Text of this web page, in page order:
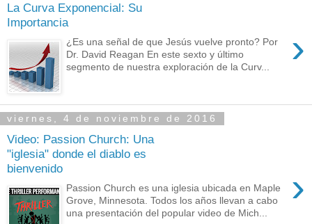
La Curva Exponencial: Su
Importancia
›
¿Es una señal de que Jesús vuelve pronto? Por
Dr. David Reagan En este sexto y último
segmento de nuestra exploración de la Curv...
viernes, 4 de noviembre de 2016
Video: Passion Church: Una
"iglesia" donde el diablo es
bienvenido
›
Passion Church es una iglesia ubicada en Maple
Grove, Minnesota. Todos los años llevan a cabo
una presentación del popular video de Mich...